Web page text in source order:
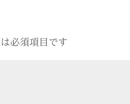
必須項目です